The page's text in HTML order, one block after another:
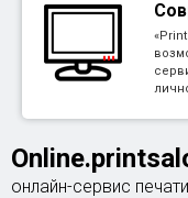
онлайн-сервис печати